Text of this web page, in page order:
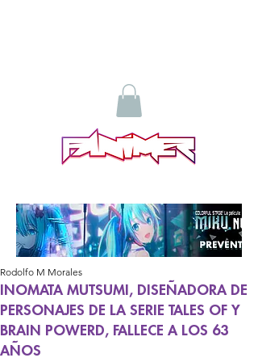
INOMATA MUTSUMI, DISEÑADORA DE
PERSONAJES DE LA SERIE TALES OF Y
BRAIN POWERD, FALLECE A LOS 63
AÑOS
Rodolfo M Morales